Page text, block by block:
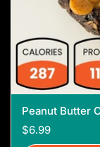
Peanut Butter
$6.99